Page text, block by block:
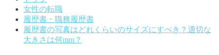
女性の転職
履歴書・職務履歴書
履歴書の写真はどれくらいのサイズにすべき？適切な
大きさは何mm？